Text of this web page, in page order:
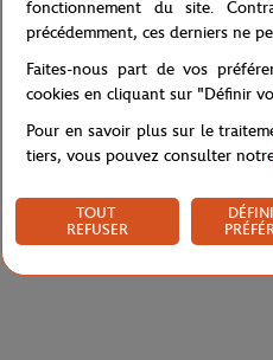
fonctionnement du site.
précédemment, ces derniers ne
Faites-nous part de vos
cookies en cliquant sur "Définir
Pour en savoir plus sur le
tiers, vous pouvez consulter
TOUT
REFUSER